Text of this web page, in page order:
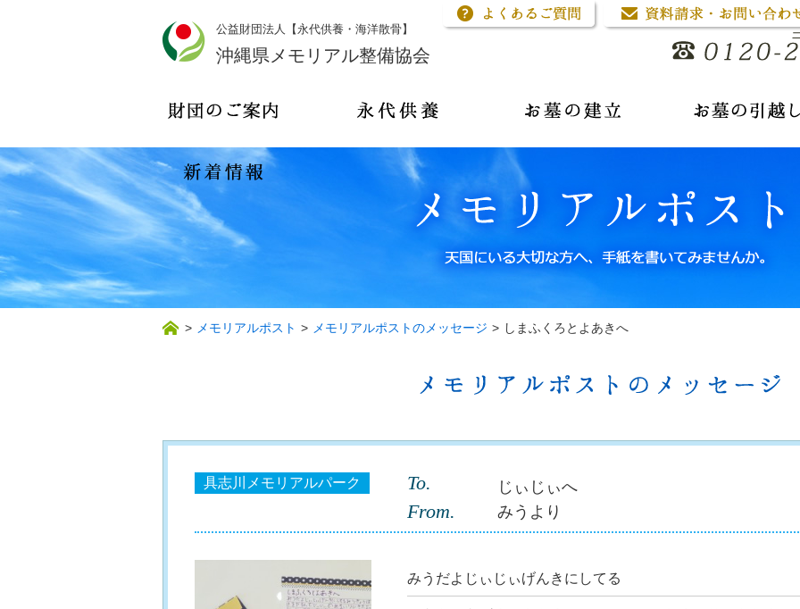
公益財団法人【永代供養・海洋散骨】
沖縄県メモリアル整備協会
> メモリアルポスト > メモリアルポストのメッセージ > しまふくろとよあきへ
メモリアルポストのメッセージ
具志川メモリアルパーク To. じぃじぃへ
From. みうより
みうだよじぃじぃげんきにしてる